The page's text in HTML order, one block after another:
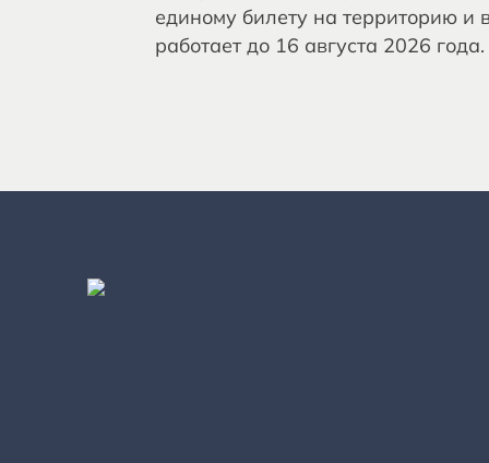
единому билету на территорию и
работает до 16 августа 2026 года.